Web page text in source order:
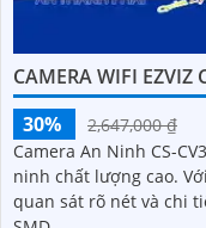
CAMERA WIFI EZVIZ
30%
2,647,000 ₫
Camera An Ninh CS-
ninh chất lượng cao. Với độ phân giải 2.0 MP, nó cho phép bạn
quan sát rõ nét và chi tiết. Hỗ trợ công nghệ hồng